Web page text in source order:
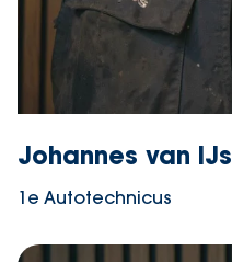
Johannes van IJs
1e Autotechnicus